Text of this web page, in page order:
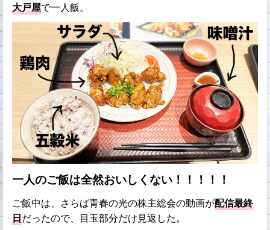
大戸屋で一人飯。
一人のご飯は全然おいしくない！！！！！
ご飯中は、さらば青春の光の株主総会の動画が配信最終
日だったので、目玉部分だけ見返した。